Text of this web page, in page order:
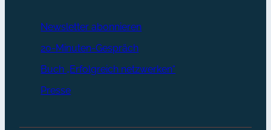
Newsletter abonnieren
20-Minuten-Gespräch
Buch „Erfolgreich netzwerken“
Presse